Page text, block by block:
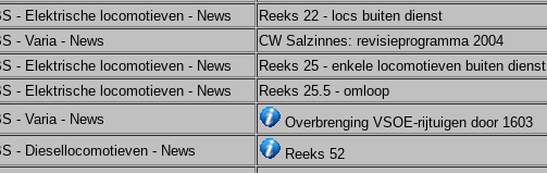
- Elektrische locomotieven - News
Reeks 22 - locs buiten dienst
- Varia - News
CW Salzinnes: revisieprogramma 2004
- Elektrische locomotieven - News
Reeks 25 - enkele locomotieven buiten dienst
- Elektrische locomotieven - News
Reeks 25.5 - omloop
- Varia - News
Overbrenging VSOE-rijtuigen door 1603
- Diesellocomotieven - News
Reeks 52